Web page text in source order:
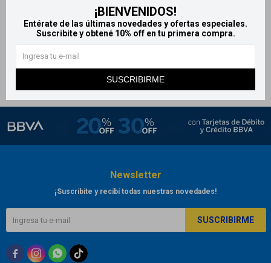
¡BIENVENIDOS!
Entérate de las últimas novedades y ofertas especiales.
Suscribite y obtené 10% off en tu primera compra.
SUSCRIBIRME
Carolina Herrera edt Bad Boy
Sparkling Ice 100 ml
$ 4.999
Newsletter
¡Suscribite y recibí todas nuestras novedades!
SUSCRIBIRME
  